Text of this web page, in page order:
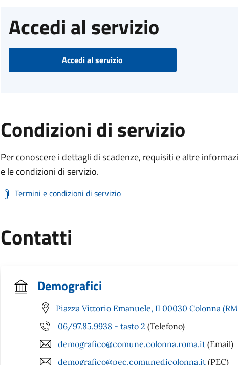
Accedi al servizio
Accedi al servizio
Condizioni di servizio
Per conoscere i dettagli di scadenze, requisiti e altre
e le condizioni di servizio.
Termini e condizioni di servizio
Contatti
Demografici
Piazza Vittorio Emanuele, II 00030 Colonna
06/97.85.9938 - tasto 2 (Telefono)
demografico@comune.colonna.roma.it (Email)
demografico@pec.comunedicolonna.it (PEC)